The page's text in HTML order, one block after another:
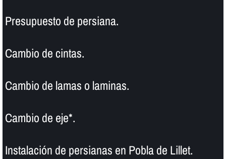
Presupuesto de persiana.
Cambio de cintas.
Cambio de lamas o laminas.
Cambio de eje*.
Instalación de persianas en Pobla de Lillet.